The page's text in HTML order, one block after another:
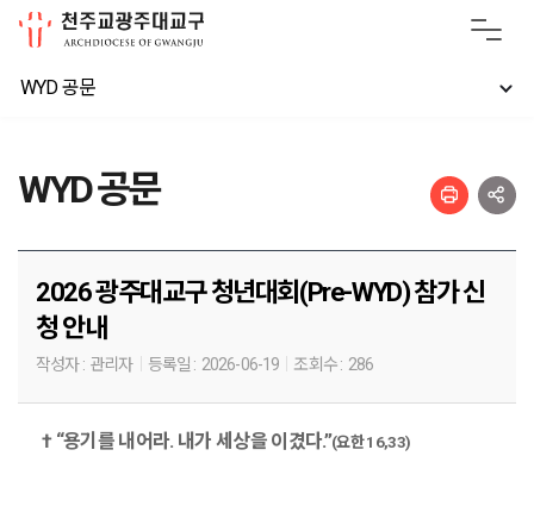
WYD 공문
WYD 공문
2026 광주대교구 청년대회(Pre-WYD) 참가 신
청 안내
작성자 : 관리자 등록일 : 2026-06-19 조회수 : 286
† “용기를 내어라. 내가 세상을 이겼다.”(요한16,33)